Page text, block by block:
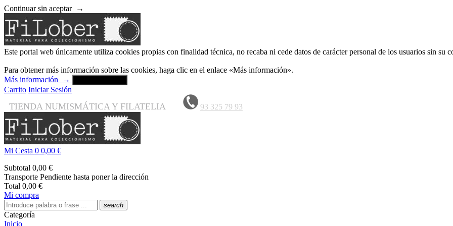
Continuar sin aceptar →
Este portal web únicamente utiliza cookies propias con finalidad técnica, no recaba ni cede datos de carácter personal de los usuarios sin su
Para obtener más información sobre las cookies, haga clic en el enlace «Más información».
Más información
→
Carrito Iniciar Sesión
TIENDA NUMISMÁTICA Y FILATELIA 93 325 79 93
Mi Cesta 0 0,00 €
Subtotal 0,00 €
Transporte Pendiente hasta poner la dirección
Total 0,00 €
Mi compra
search
Categoría
Inicio